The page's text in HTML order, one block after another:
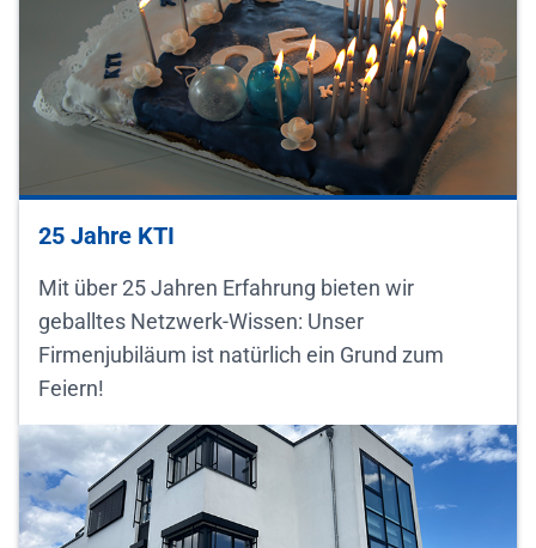
25 Jahre KTI
Mit über 25 Jahren Erfahrung bieten wir
geballtes Netzwerk-Wissen: Unser
Firmenjubiläum ist natürlich ein Grund zum
Feiern!